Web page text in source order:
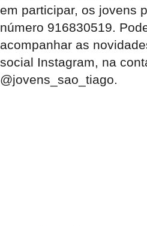
em participar, os jovens
número 916830519.
acompanhar as
social Instagram, na
@jovens_sao_tiago.